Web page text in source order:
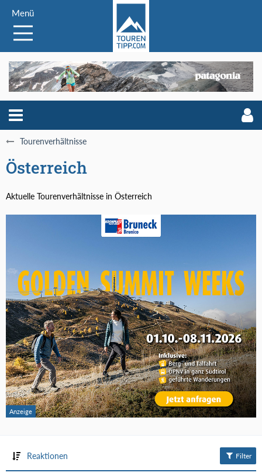
Menü
Tourenverhältnisse
Österreich
Aktuelle Tourenverhältnisse in Österreich
Reaktionen Filter